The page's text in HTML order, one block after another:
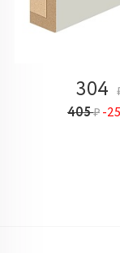
304
405₽ -